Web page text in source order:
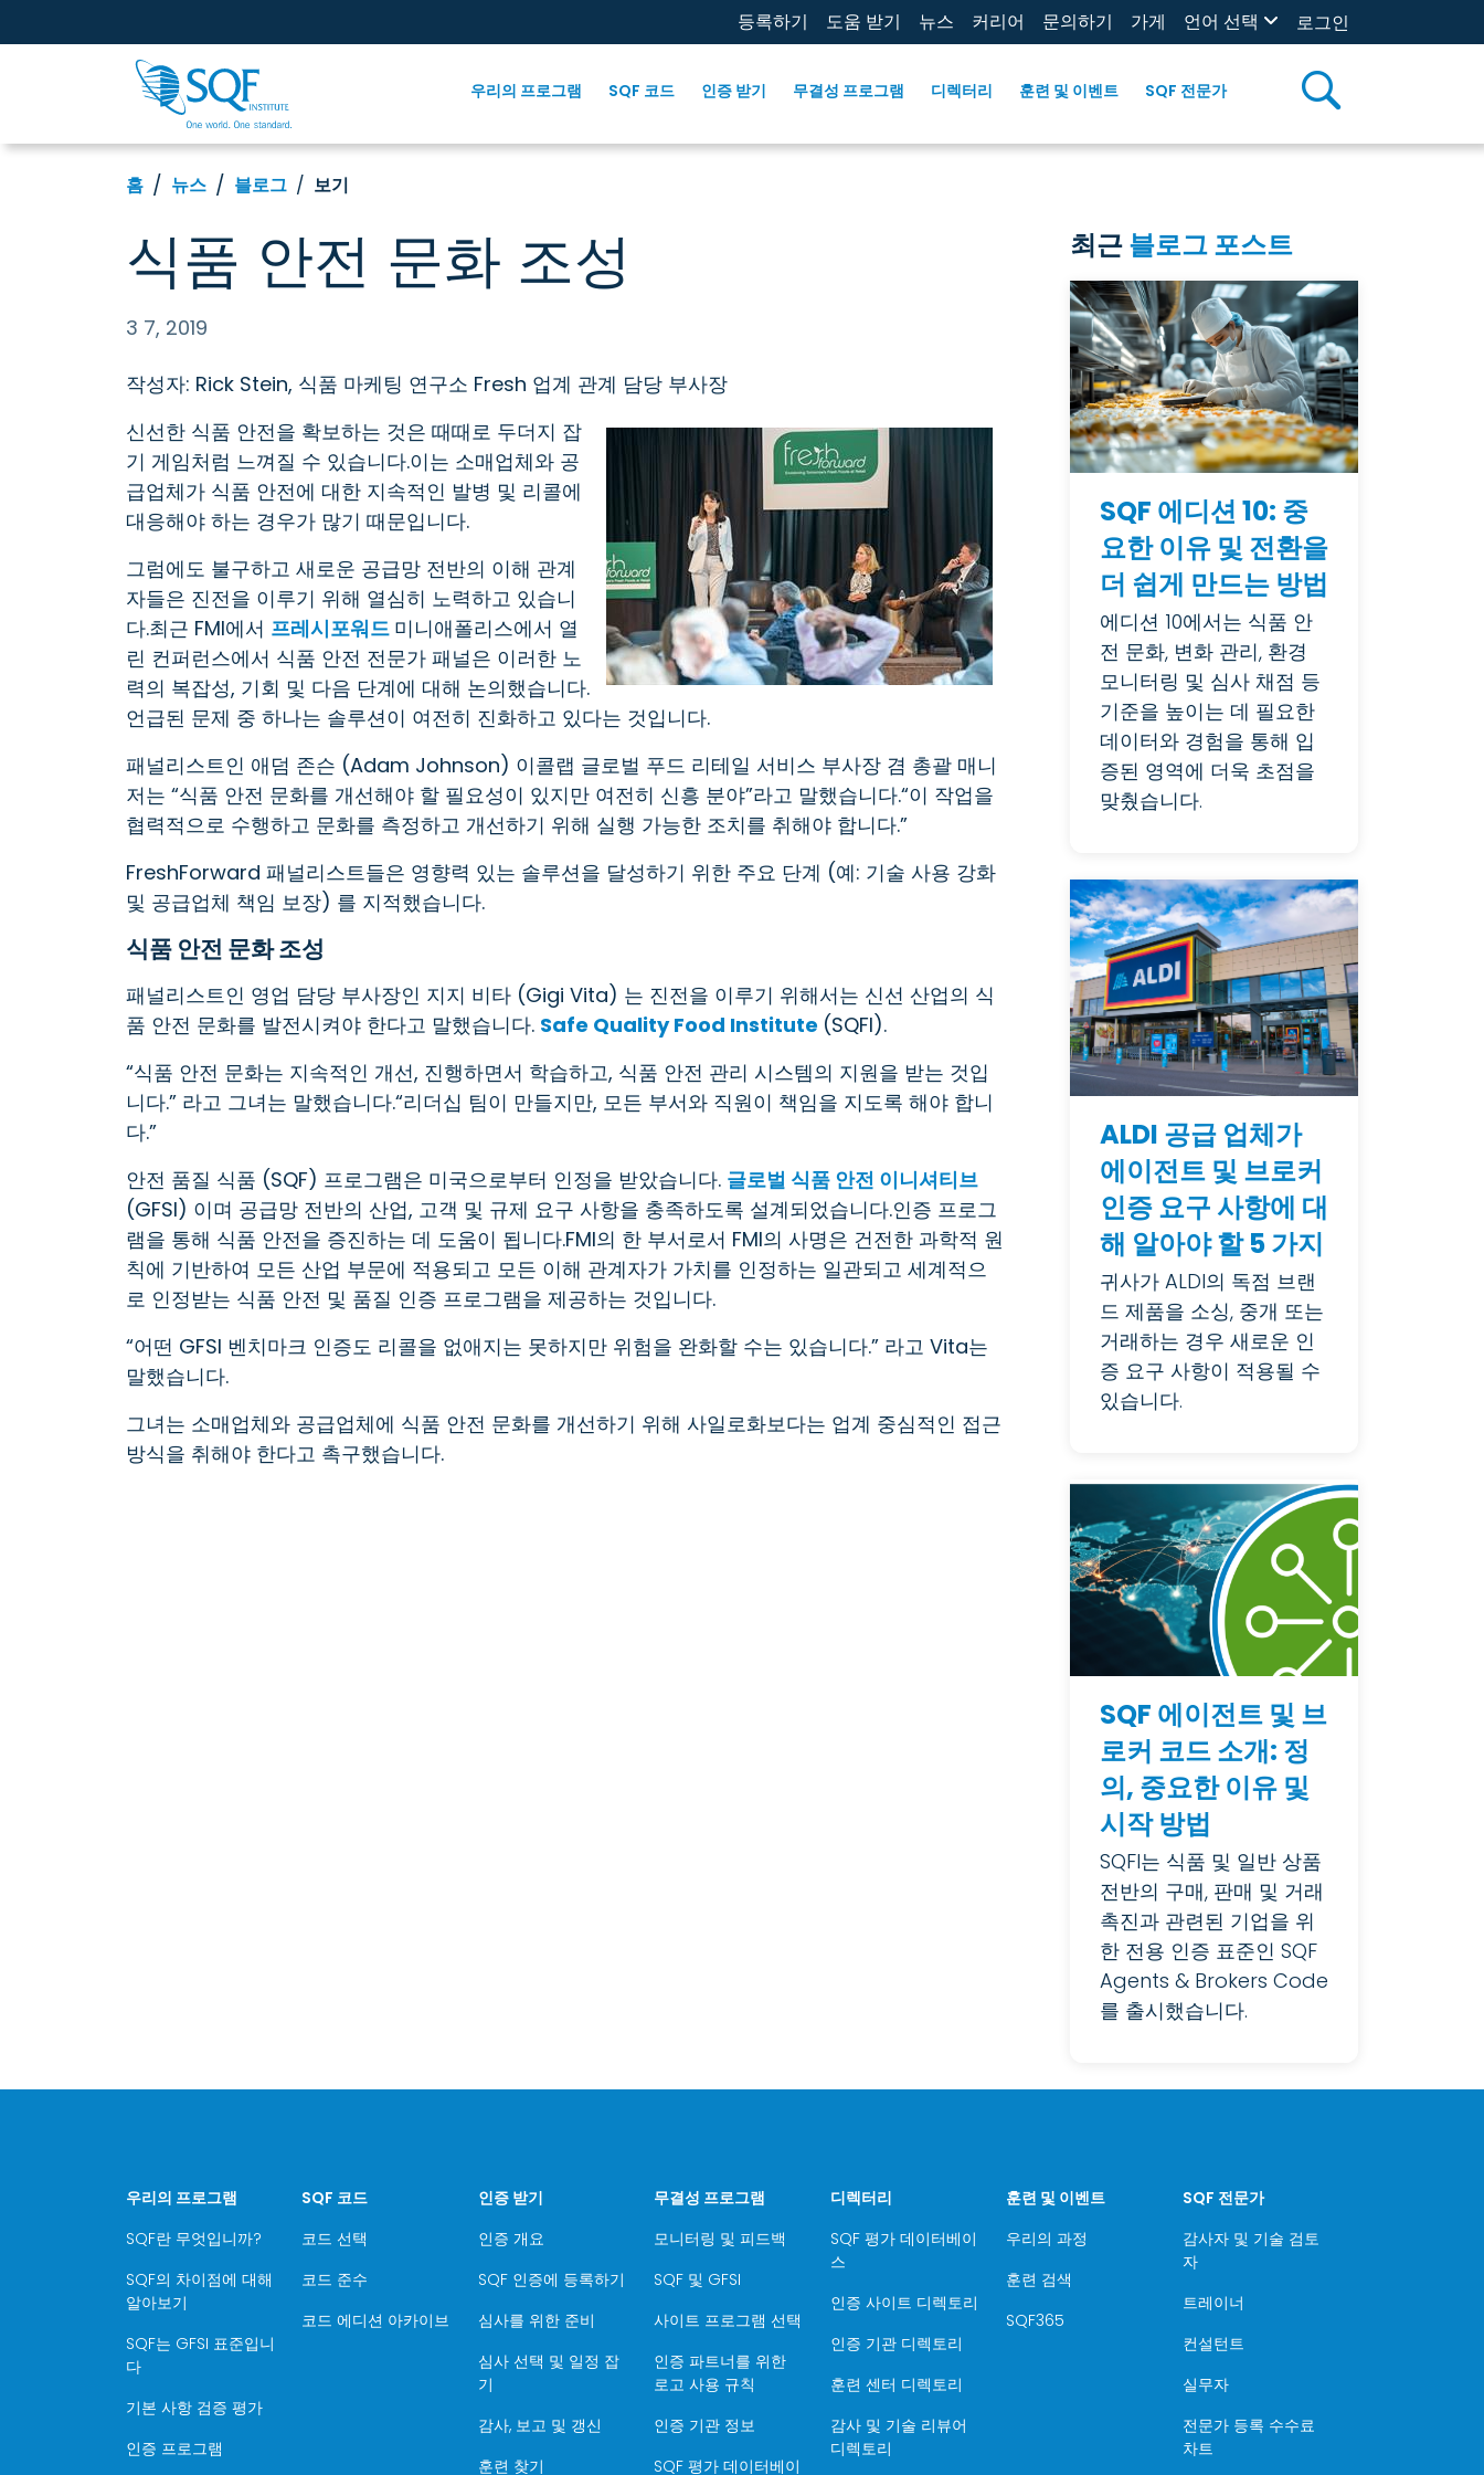
등록하기 도움 받기 뉴스 커리어 문의하기 가게 언어 선택 로그인
우리의 프로그램 SQF 코드 인증 받기 무결성 프로그램 디렉터리 훈련 및 이벤트 SQF 전문가
홈 뉴스 블로그 보기
식품 안전 문화 조성
3 7, 2019
작성자: Rick Stein, 식품 마케팅 연구소 Fresh 업계 관계 담당 부사장
신선한 식품 안전을 확보하는 것은 때때로 두더지 잡
기 게임처럼 느껴질 수 있습니다.이는 소매업체와 공
급업체가 식품 안전에 대한 지속적인 발병 및 리콜에
대응해야 하는 경우가 많기 때문입니다.
그럼에도 불구하고 새로운 공급망 전반의 이해 관계
자들은 진전을 이루기 위해 열심히 노력하고 있습니
다.최근 FMI에서 프레시포워드 미니애폴리스에서 열
린 컨퍼런스에서 식품 안전 전문가 패널은 이러한 노
력의 복잡성, 기회 및 다음 단계에 대해 논의했습니다.
언급된 문제 중 하나는 솔루션이 여전히 진화하고 있다는 것입니다.
패널리스트인 애덤 존슨 (Adam Johnson) 이콜랩 글로벌 푸드 리테일 서비스 부사장 겸 총괄 매니
저는 “식품 안전 문화를 개선해야 할 필요성이 있지만 여전히 신흥 분야”라고 말했습니다.“이 작업을
협력적으로 수행하고 문화를 측정하고 개선하기 위해 실행 가능한 조치를 취해야 합니다.”
FreshForward 패널리스트들은 영향력 있는 솔루션을 달성하기 위한 주요 단계 (예: 기술 사용 강화
및 공급업체 책임 보장) 를 지적했습니다.
식품 안전 문화 조성
패널리스트인 영업 담당 부사장인 지지 비타 (Gigi Vita) 는 진전을 이루기 위해서는 신선 산업의 식
품 안전 문화를 발전시켜야 한다고 말했습니다. Safe Quality Food Institute (SQFI).
“식품 안전 문화는 지속적인 개선, 진행하면서 학습하고, 식품 안전 관리 시스템의 지원을 받는 것입
니다.” 라고 그녀는 말했습니다.“리더십 팀이 만들지만, 모든 부서와 직원이 책임을 지도록 해야 합니
다.”
안전 품질 식품 (SQF) 프로그램은 미국으로부터 인정을 받았습니다. 글로벌 식품 안전 이니셔티브
(GFSI) 이며 공급망 전반의 산업, 고객 및 규제 요구 사항을 충족하도록 설계되었습니다.인증 프로그
램을 통해 식품 안전을 증진하는 데 도움이 됩니다.FMI의 한 부서로서 FMI의 사명은 건전한 과학적 원
칙에 기반하여 모든 산업 부문에 적용되고 모든 이해 관계자가 가치를 인정하는 일관되고 세계적으
로 인정받는 식품 안전 및 품질 인증 프로그램을 제공하는 것입니다.
“어떤 GFSI 벤치마크 인증도 리콜을 없애지는 못하지만 위험을 완화할 수는 있습니다.” 라고 Vita는
말했습니다.
그녀는 소매업체와 공급업체에 식품 안전 문화를 개선하기 위해 사일로화보다는 업계 중심적인 접근
방식을 취해야 한다고 촉구했습니다.
최근블로그 포스트
SQF 에디션 10: 중
요한 이유 및 전환을
더 쉽게 만드는 방법
에디션 10에서는 식품 안
전 문화, 변화 관리, 환경
모니터링 및 심사 채점 등
기준을 높이는 데 필요한
데이터와 경험을 통해 입
증된 영역에 더욱 초점을
맞췄습니다.
ALDI 공급 업체가
에이전트 및 브로커
인증 요구 사항에 대
해 알아야 할 5 가지
귀사가 ALDI의 독점 브랜
드 제품을 소싱, 중개 또는
거래하는 경우 새로운 인
증 요구 사항이 적용될 수
있습니다.
SQF 에이전트 및 브
로커 코드 소개: 정
의, 중요한 이유 및
시작 방법
SQFI는 식품 및 일반 상품
전반의 구매, 판매 및 거래
촉진과 관련된 기업을 위
한 전용 인증 표준인 SQF
Agents & Brokers Code
를 출시했습니다.
우리의 프로그램
SQF란 무엇입니까?
SQF의 차이점에 대해
알아보기
SQF는 GFSI 표준입니
다
기본 사항 검증 평가
인증 프로그램
SQF 코드
코드 선택
코드 준수
코드 에디션 아카이브
인증 받기
인증 개요
SQF 인증에 등록하기
심사를 위한 준비
심사 선택 및 일정 잡
기
감사, 보고 및 갱신
훈련 찾기
무결성 프로그램
모니터링 및 피드백
SQF 및 GFSI
사이트 프로그램 선택
인증 파트너를 위한
로고 사용 규칙
인증 기관 정보
SQF 평가 데이터베이
디렉터리
SQF 평가 데이터베이
스
인증 사이트 디렉토리
인증 기관 디렉토리
훈련 센터 디렉토리
감사 및 기술 리뷰어
디렉토리
훈련 및 이벤트
우리의 과정
훈련 검색
SQF365
SQF 전문가
감사자 및 기술 검토
자
트레이너
컨설턴트
실무자
전문가 등록 수수료
차트